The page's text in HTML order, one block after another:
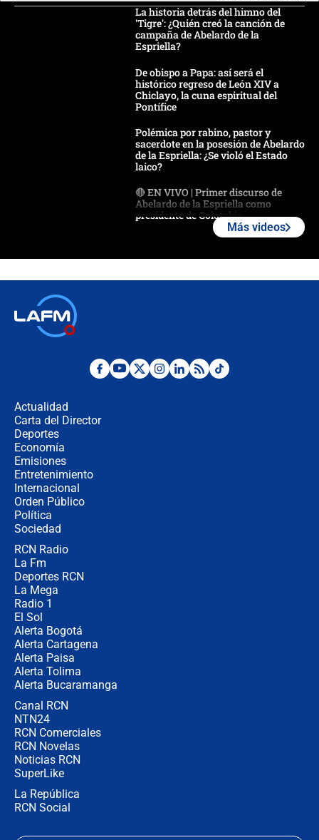
La historia detrás del himno del
'Tigre': ¿Quién creó la canción de
campaña de Abelardo de la
Espriella?
De obispo a Papa: así será el
histórico regreso de León XIV a
Chiclayo, la cuna espiritual del
Pontífice
Polémica por rabino, pastor y
sacerdote en la posesión de Abelardo
de la Espriella: ¿Se violó el Estado
laico?
🔴 EN VIVO | Primer discurso de
Abelardo de la Espriella como
presidente de Colombia
Desde dermatitis hasta infecciones:
Más videos
Actualidad
Carta del Director
Deportes
Economía
Emisiones
Entretenimiento
Internacional
Orden Público
Política
Sociedad
RCN Radio
La Fm
Deportes RCN
La Mega
Radio 1
El Sol
Alerta Bogotá
Alerta Cartagena
Alerta Paisa
Alerta Tolima
Alerta Bucaramanga
Canal RCN
NTN24
RCN Comerciales
RCN Novelas
Noticias RCN
SuperLike
La República
RCN Social